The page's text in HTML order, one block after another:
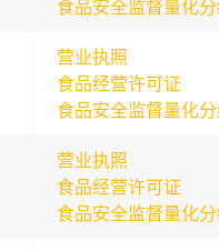
食品安全监督量化
营业执照
食品经营许可证
食品安全监督量化
营业执照
食品经营许可证
食品安全监督量化